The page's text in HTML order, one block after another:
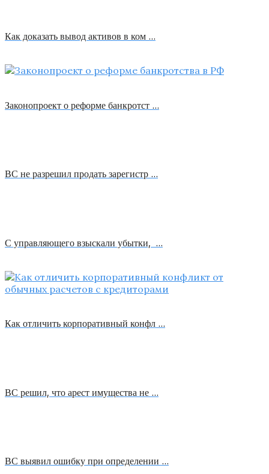
Как доказать вывод активов в ком …
Законопроект о реформе банкротст …
ВС не разрешил продать зарегистр …
С управляющего взыскали убытки, …
Как отличить корпоративный конфл …
ВС решил, что арест имущества не …
ВС выявил ошибку при определении …